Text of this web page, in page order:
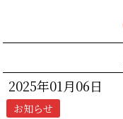
2025年01月06日
お知らせ